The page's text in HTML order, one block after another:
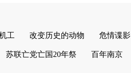
工 改变历史的动物 危情谍影
苏联亡党亡国20年祭 百年南京